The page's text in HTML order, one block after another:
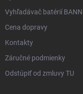
Vyhľadávač batérií
Cena dopravy
Kontakty
Záručné podmienky
Odstúpiť od zmluvy TU